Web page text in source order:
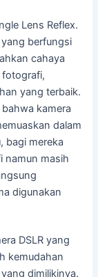
Lens Reflex.
yang berfungsi
cahaya
fotografi,
yang terbaik.
kamera
dalam
bagi mereka
namun masih
digunakan
DSLR yang
kemudahan
dimilikinya.